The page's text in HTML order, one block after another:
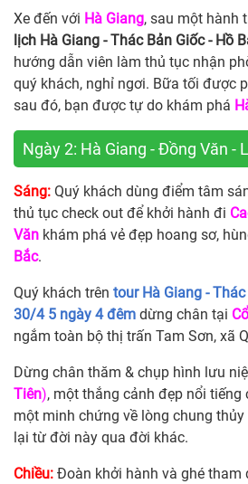
Xe đến với Hà Giang, sau một hành
lịch Hà Giang - Thác Bản Giốc - Hồ
hướng dẫn viên làm thủ tục nhận
quý khách, nghỉ ngơi. Bữa tối được
sau đó, bạn được tự do khám phá
Ngày 2: Hà Giang - Đồng Văn -
Sáng: Quý khách dùng điểm tâm
thủ tục check out để khởi hành đi
Văn khám phá vẻ đẹp hoang sơ,
Bắc.
Quý khách trên tour Hà Giang -
30/4 5 ngày 4 đêm dừng chân tại
ngắm toàn bộ thị trấn Tam Sơn, xã
Dừng chân thăm & chụp hình lưu
Tiên), một thắng cảnh đẹp nổi tiếng
một minh chứng về lòng chung
lại từ đời này qua đời khác.
Chiều: Đoàn khởi hành và ghé tham